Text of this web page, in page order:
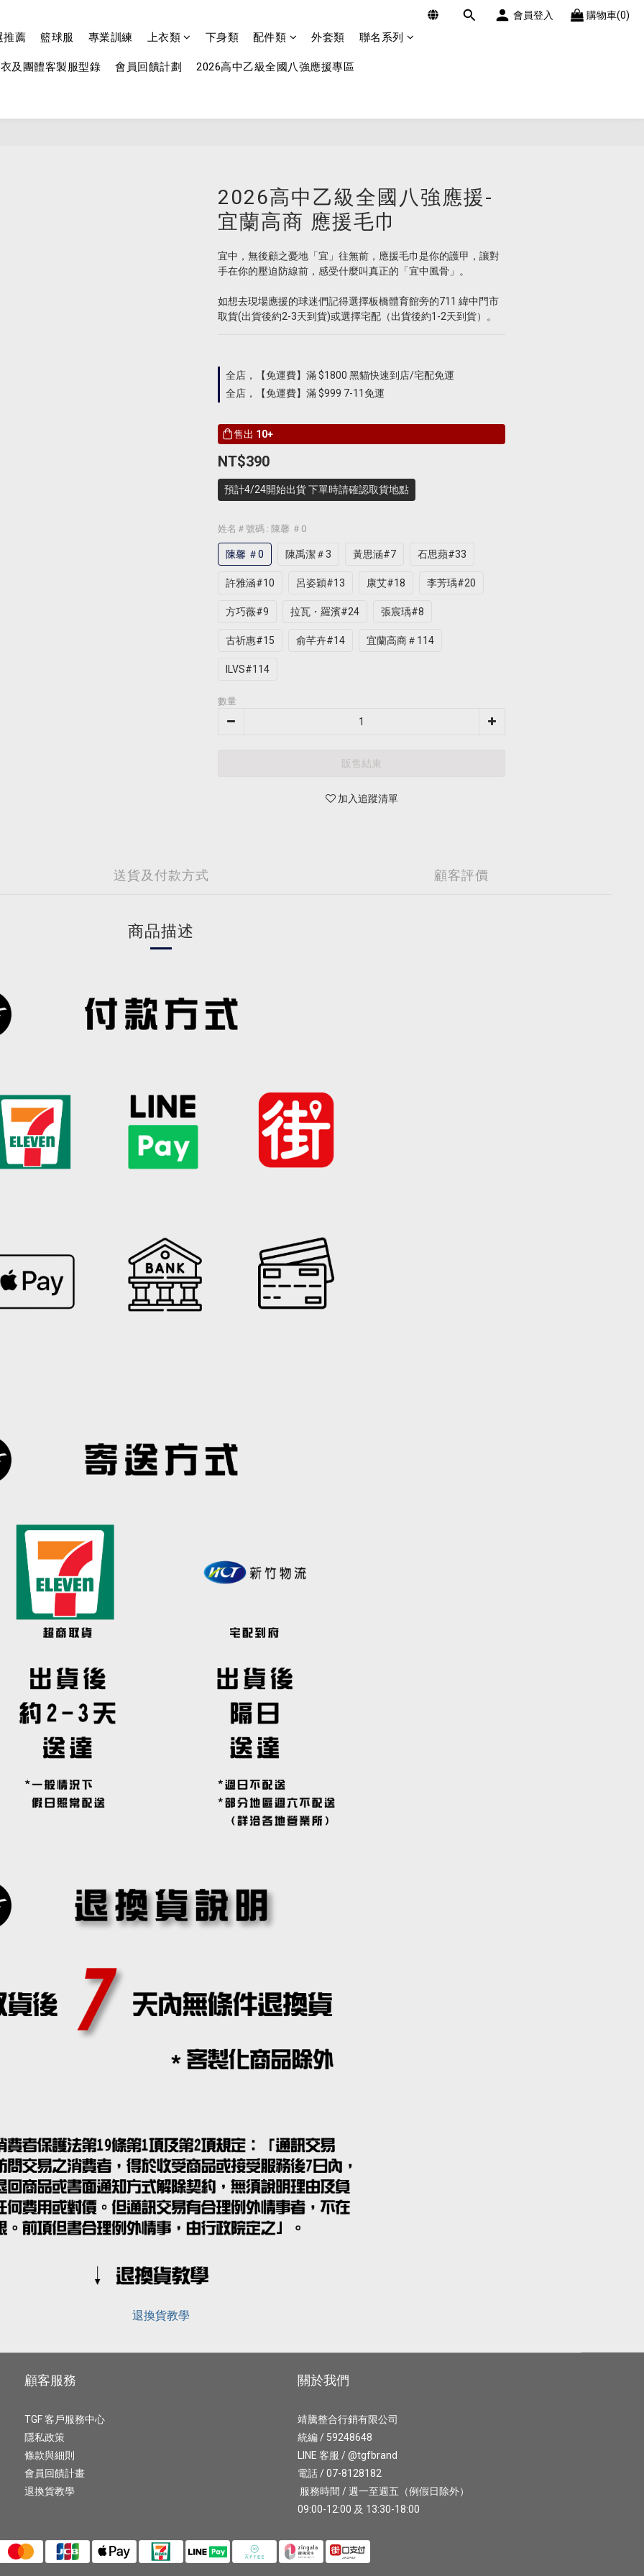
會員登入 購物車(0)
推薦 籃球服 專業訓練 上衣類 下身類 配件類 外套類 聯名系列
及團體客製服型錄 會員回饋計劃 2026高中乙級全國八強應援專區
2026高中乙級全國八強應援-
宜蘭高商 應援毛巾
宜中，無後顧之憂地「宜」往無前，應援毛巾是你的護甲，讓對
手在你的壓迫防線前，感受什麼叫真正的「宜中風骨」。
如想去現場應援的球迷們記得選擇板橋體育館旁的711 緯中門市
取貨(出貨後約2-3天到貨)或選擇宅配（出貨後約1-2天到貨）。
全店，【免運費】滿 $1800 黑貓快速到店/宅配免運
全店，【免運費】滿 $999 7-11免運
售出 10+
NT$390
預計4/24開始出貨 下單時請確認取貨地點
姓名＃號碼 : 陳馨 ＃0
陳馨 ＃0 陳禹潔＃3 黃思涵#7 石思蘋#33
許雅涵#10 呂姿穎#13 康艾#18 李芳瑀#20
方巧薇#9 拉瓦・羅濱#24 張宸瑀#8
古祈惠#15 俞芊卉#14 宜蘭高商＃114
ILVS#114
數量
販售結束
加入追蹤清單
送貨及付款方式 顧客評價
商品描述
退換貨教學
顧客服務
TGF 客戶服務中心
隱私政策
條款與細則
會員回饋計畫
退換貨教學
關於我們
靖騰整合行銷有限公司
統編 / 59248648
LINE 客服 / @tgfbrand
電話 / 07-8128182
服務時間 / 週一至週五（例假日除外）
09:00-12:00 及 13:30-18:00